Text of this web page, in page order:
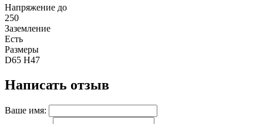
Напряжение до
250
Заземление
Есть
Размеры
D65 Н47
Написать отзыв
Ваше имя: